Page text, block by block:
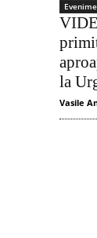
la
Vasile